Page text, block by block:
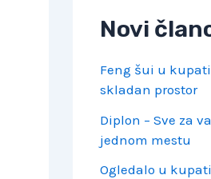
Novi
Feng šui u
skladan prostor
Diplon – Sve za
jednom mestu
Ogledalo u